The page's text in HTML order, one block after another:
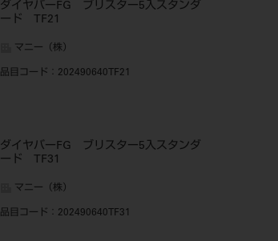
ダイヤバーFG ブリスター5入スタンダ
ード TF21
マニー（株）
品目コード ：202490640TF21
ダイヤバーFG ブリスター5入スタンダ
ード TF31
マニー（株）
品目コード ：202490640TF31